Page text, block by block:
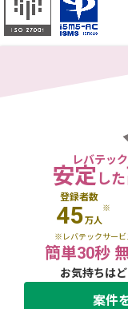
レバテッ
安定した
登録者数
45万人
※
※レバテックサー
簡単30秒
お気持ちは
案件